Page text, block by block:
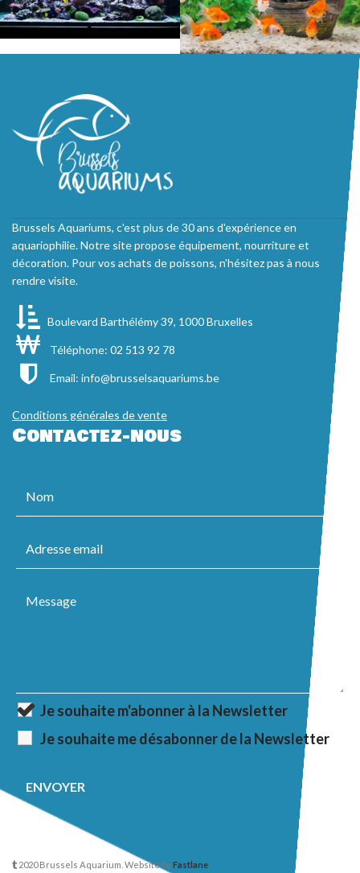
Brussels Aquariums, c'est plus de 30 ans d'expérience en
aquariophilie. Notre site propose équipement, nourriture et
décoration. Pour vos achats de poissons, n'hésitez pas à nous
rendre visite.
Boulevard Barthélémy 39, 1000 Bruxelles
Téléphone: 02 513 92 78
Email: info@brusselsaquariums.be
Conditions générales de vente
Contactez-nous
Je souhaite m'abonner à la Newsletter
Je souhaite me désabonner de la Newsletter
2020 Brussels Aquarium. Website byFastlane